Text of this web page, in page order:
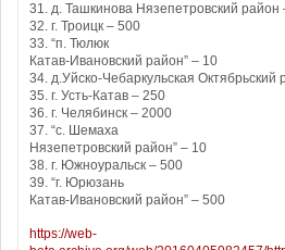
31. д. Ташкинова Нязепетровский район
32. г. Троицк – 500
33. “п. Тюлюк
Катав-Ивановский район” – 10
34. д.Уйско-Чебаркульская Октябрьский
35. г. Усть-Катав – 250
36. г. Челябинск – 2000
37. “с. Шемаха
Нязепетровский район” – 10
38. г. Южноуральск – 500
39. “г. Юрюзань
Катав-Ивановский район” – 500
https://web-